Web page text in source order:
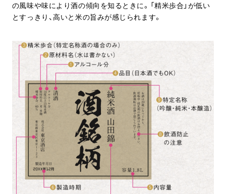
の風味や味により酒の傾向を知るときに。「精米歩合」が低い
とすっきり、高いと米の旨みが感じられます。